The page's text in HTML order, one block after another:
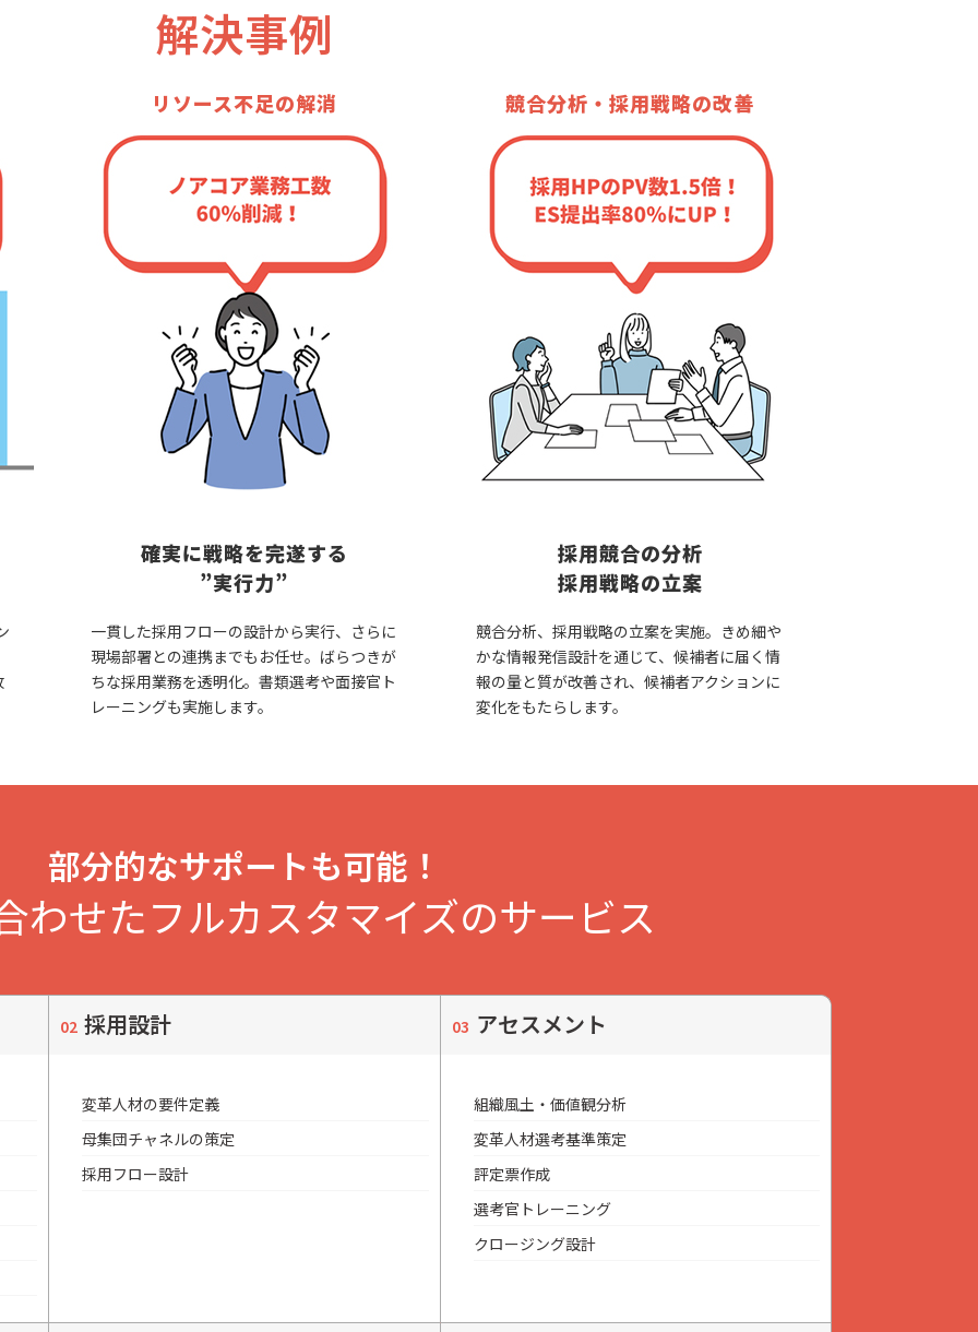
解決事例
リソース不足の解消
確実に戦略を完遂する
”実行力”
一貫した採用フローの設計から実行、さらに
現場部署との連携までもお任せ。ばらつきが
ちな採用業務を透明化。書類選考や面接官ト
レーニングも実施します。
競合分析・採用戦略の改善
採用競合の分析
採用戦略の立案
競合分析、採用戦略の立案を実施。きめ細や
かな情報発信設計を通じて、候補者に届く情
報の量と質が改善され、候補者アクションに
変化をもたらします。
部分的なサポートも可能！
わせたフルカスタマイズのサービス
採用設計
変革人材の要件定義
母集団チャネルの策定
採用フロー設計
アセスメント
組織風土・価値観分析
変革人材選考基準策定
評定票作成
選考官トレーニング
クロージング設計